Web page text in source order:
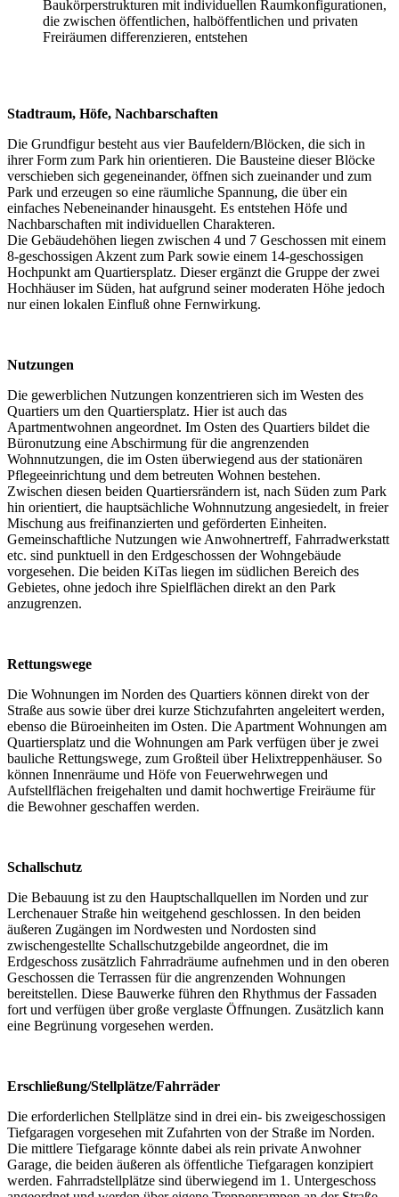
Baukörperstrukturen mit individuellen Raumkonfigurationen,
die zwischen öffentlichen, halböffentlichen und privaten
Freiräumen differenzieren, entstehen
Stadtraum, Höfe, Nachbarschaften
Die Grundfigur besteht aus vier Baufeldern/Blöcken, die sich in
ihrer Form zum Park hin orientieren. Die Bausteine dieser Blöcke
verschieben sich gegeneinander, öffnen sich zueinander und zum
Park und erzeugen so eine räumliche Spannung, die über ein
einfaches Nebeneinander hinausgeht. Es entstehen Höfe und
Nachbarschaften mit individuellen Charakteren.
Die Gebäudehöhen liegen zwischen 4 und 7 Geschossen mit einem
8-geschossigen Akzent zum Park sowie einem 14-geschossigen
Hochpunkt am Quartiersplatz. Dieser ergänzt die Gruppe der zwei
Hochhäuser im Süden, hat aufgrund seiner moderaten Höhe jedoch
nur einen lokalen Einfluß ohne Fernwirkung.
Nutzungen
Die gewerblichen Nutzungen konzentrieren sich im Westen des
Quartiers um den Quartiersplatz. Hier ist auch das
Apartmentwohnen angeordnet. Im Osten des Quartiers bildet die
Büronutzung eine Abschirmung für die angrenzenden
Wohnnutzungen, die im Osten überwiegend aus der stationären
Pflegeeinrichtung und dem betreuten Wohnen bestehen.
Zwischen diesen beiden Quartiersrändern ist, nach Süden zum Park
hin orientiert, die hauptsächliche Wohnnutzung angesiedelt, in freier
Mischung aus freifinanzierten und geförderten Einheiten.
Gemeinschaftliche Nutzungen wie Anwohnertreff, Fahrradwerkstatt
etc. sind punktuell in den Erdgeschossen der Wohngebäude
vorgesehen. Die beiden KiTas liegen im südlichen Bereich des
Gebietes, ohne jedoch ihre Spielflächen direkt an den Park
anzugrenzen.
Rettungswege
Die Wohnungen im Norden des Quartiers können direkt von der
Straße aus sowie über drei kurze Stichzufahrten angeleitert werden,
ebenso die Büroeinheiten im Osten. Die Apartment Wohnungen am
Quartiersplatz und die Wohnungen am Park verfügen über je zwei
bauliche Rettungswege, zum Großteil über Helixtreppenhäuser. So
können Innenräume und Höfe von Feuerwehrwegen und
Aufstellflächen freigehalten und damit hochwertige Freiräume für
die Bewohner geschaffen werden.
Schallschutz
Die Bebauung ist zu den Hauptschallquellen im Norden und zur
Lerchenauer Straße hin weitgehend geschlossen. In den beiden
äußeren Zugängen im Nordwesten und Nordosten sind
zwischengestellte Schallschutzgebilde angeordnet, die im
Erdgeschoss zusätzlich Fahrradräume aufnehmen und in den oberen
Geschossen die Terrassen für die angrenzenden Wohnungen
bereitstellen. Diese Bauwerke führen den Rhythmus der Fassaden
fort und verfügen über große verglaste Öffnungen. Zusätzlich kann
eine Begrünung vorgesehen werden.
Erschließung/Stellplätze/Fahrräder
Die erforderlichen Stellplätze sind in drei ein- bis zweigeschossigen
Tiefgaragen vorgesehen mit Zufahrten von der Straße im Norden.
Die mittlere Tiefgarage könnte dabei als rein private Anwohner
Garage, die beiden äußeren als öffentliche Tiefgaragen konzipiert
werden. Fahrradstellplätze sind überwiegend im 1. Untergeschoss